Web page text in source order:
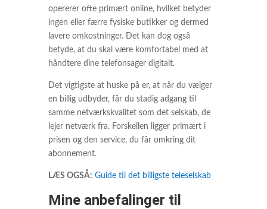
opererer ofte primært online, hvilket betyder
ingen eller færre fysiske butikker og dermed
lavere omkostninger. Det kan dog også
betyde, at du skal være komfortabel med at
håndtere dine telefonsager digitalt.
Det vigtigste at huske på er, at når du vælger
en billig udbyder, får du stadig adgang til
samme netværkskvalitet som det selskab, de
lejer netværk fra. Forskellen ligger primært i
prisen og den service, du får omkring dit
abonnement.
LÆS OGSÅ: Guide til det billigste teleselskab
Mine anbefalinger til